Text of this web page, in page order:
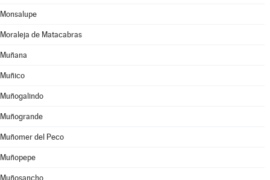
Monsalupe
Moraleja de Matacabras
Muñana
Muñico
Muñogalindo
Muñogrande
Muñomer del Peco
Muñopepe
Muñosancho